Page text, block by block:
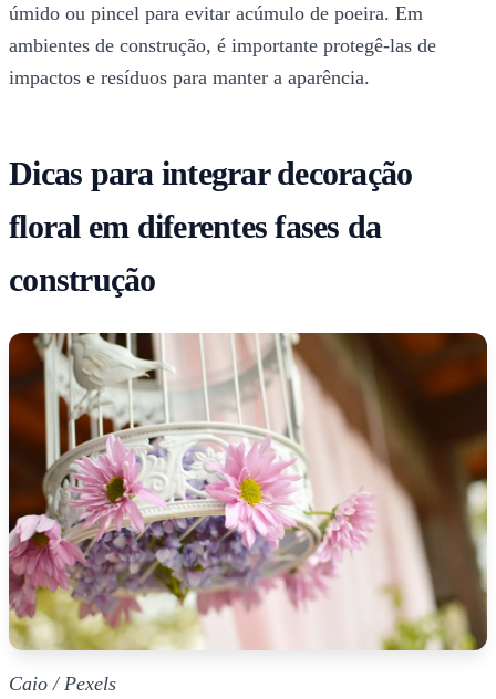
úmido ou pincel para evitar acúmulo de poeira. Em
ambientes de construção, é importante protegê-las de
impactos e resíduos para manter a aparência.
Dicas para integrar decoração
floral em diferentes fases da
construção
Caio / Pexels